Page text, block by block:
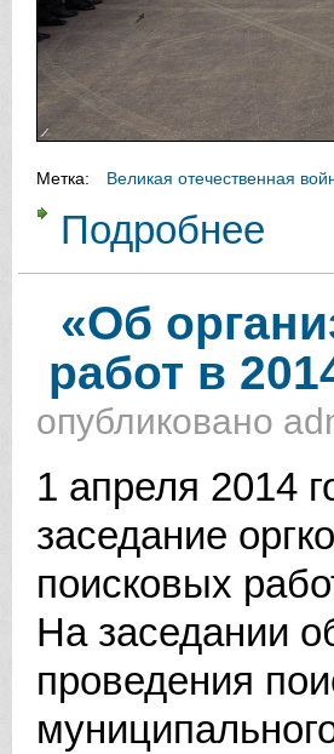
Метка: Великая отечественная
Подробнее
«Об
работ в
опубликовано
1 апреля 2014
заседание
поисковых
На заседании
проведения